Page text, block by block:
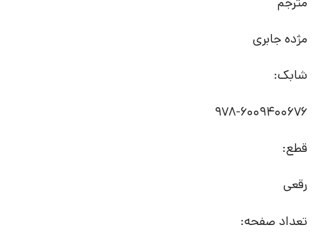
مژده جابری
شابک:
978-6009400676
قطع:
رقعی
تعداد صفحه: